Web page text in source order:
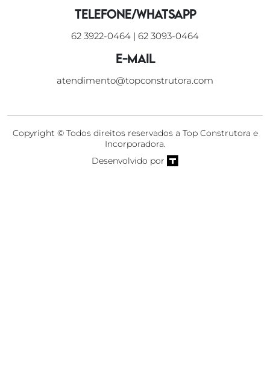
Telefone/WhatsApp
62 3922-0464 | 62 3093-0464
E-mail
atendimento@topconstrutora.com
Copyright © Todos direitos reservados a Top Construtora e
Incorporadora.
Desenvolvido por